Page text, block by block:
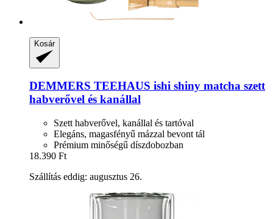
Kosár
DEMMERS TEEHAUS ishi shiny matcha szett
habverővel és kanállal
Szett habverővel, kanállal és tartóval
Elegáns, magasfényű mázzal bevont tál
Prémium minőségű díszdobozban
18.390 Ft
Szállítás eddig: augusztus 26.